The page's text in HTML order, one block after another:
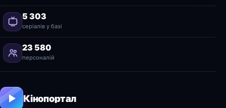
5 303
серіалів у базі
23 580
персоналій
Кінопортал